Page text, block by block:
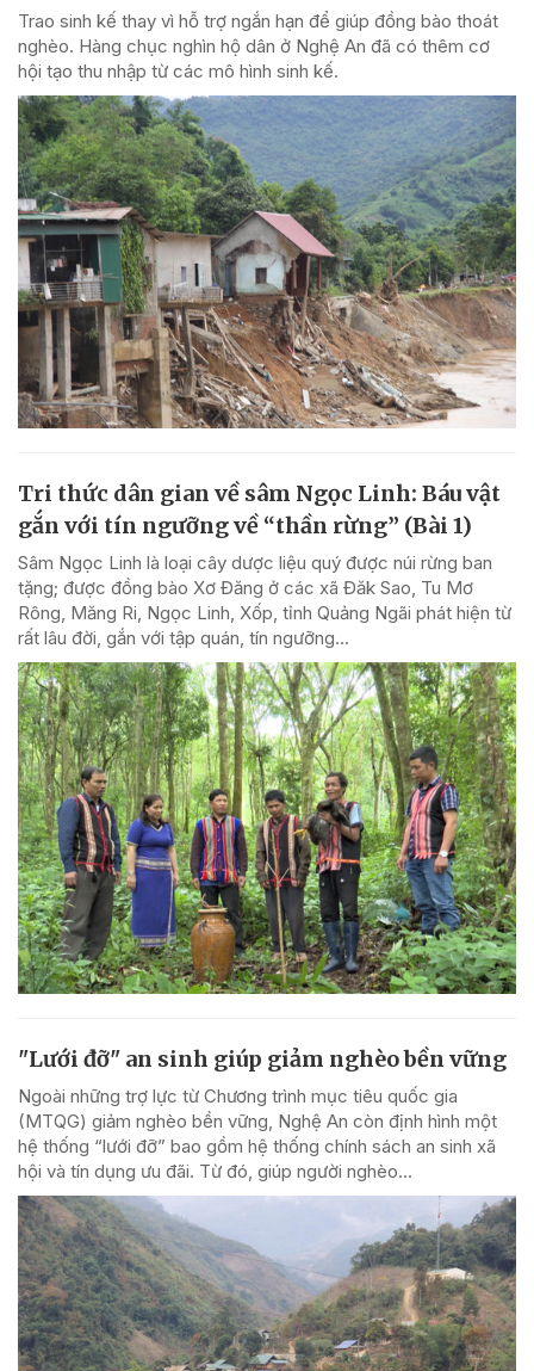
Trao sinh kế thay vì hỗ trợ ngắn hạn để giúp đồng bào thoát
nghèo. Hàng chục nghìn hộ dân ở Nghệ An đã có thêm cơ
hội tạo thu nhập từ các mô hình sinh kế.
Tri thức dân gian về sâm Ngọc Linh: Báu vật
gắn với tín ngưỡng về “thần rừng” (Bài 1)
Sâm Ngọc Linh là loại cây dược liệu quý được núi rừng ban
tặng; được đồng bào Xơ Đăng ở các xã Đăk Sao, Tu Mơ
Rông, Măng Ri, Ngọc Linh, Xốp, tỉnh Quảng Ngãi phát hiện từ
rất lâu đời, gắn với tập quán, tín ngưỡng...
"Lưới đỡ" an sinh giúp giảm nghèo bền vững
Ngoài những trợ lực từ Chương trình mục tiêu quốc gia
(MTQG) giảm nghèo bền vững, Nghệ An còn định hình một
hệ thống “lưới đỡ” bao gồm hệ thống chính sách an sinh xã
hội và tín dụng ưu đãi. Từ đó, giúp người nghèo...